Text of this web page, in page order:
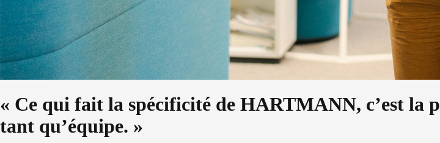
« Ce qui fait la spécificité de HARTMANN, c’est la
tant qu’équipe. »